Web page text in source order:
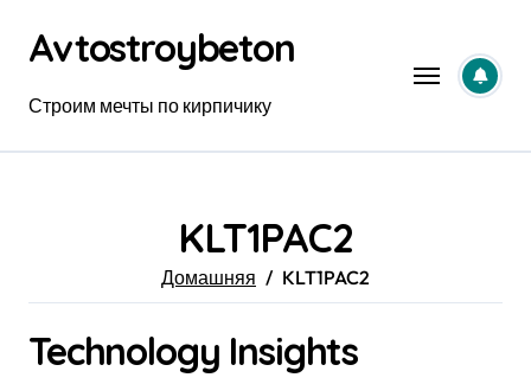
содержанию
Avtostroybeton
Строим мечты по кирпичику
KLT1PAC2
Домашняя KLT1PAC2
Technology Insights